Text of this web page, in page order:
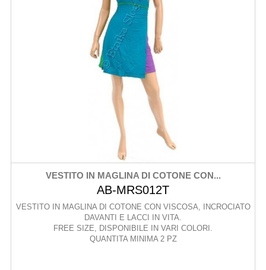
VESTITO IN MAGLINA DI COTONE CON...
AB-MRS012T
VESTITO IN MAGLINA DI COTONE CON VISCOSA, INCROCIATO
DAVANTI E LACCI IN VITA.
FREE SIZE, DISPONIBILE IN VARI COLORI.
QUANTITA MINIMA 2 PZ